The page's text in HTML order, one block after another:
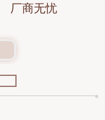
厂商无忧